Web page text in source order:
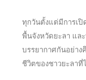
ทุกวันตั้งแต่มีการเ
พื้นจังหวัดยะลา แล
บรรยากาศกันอย่าง
ชีวิตของชาวยะลาที่